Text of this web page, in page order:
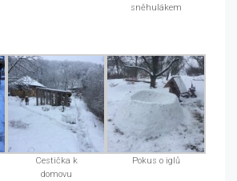
sněhulákem
Cestička k
domovu
Pokus o iglů